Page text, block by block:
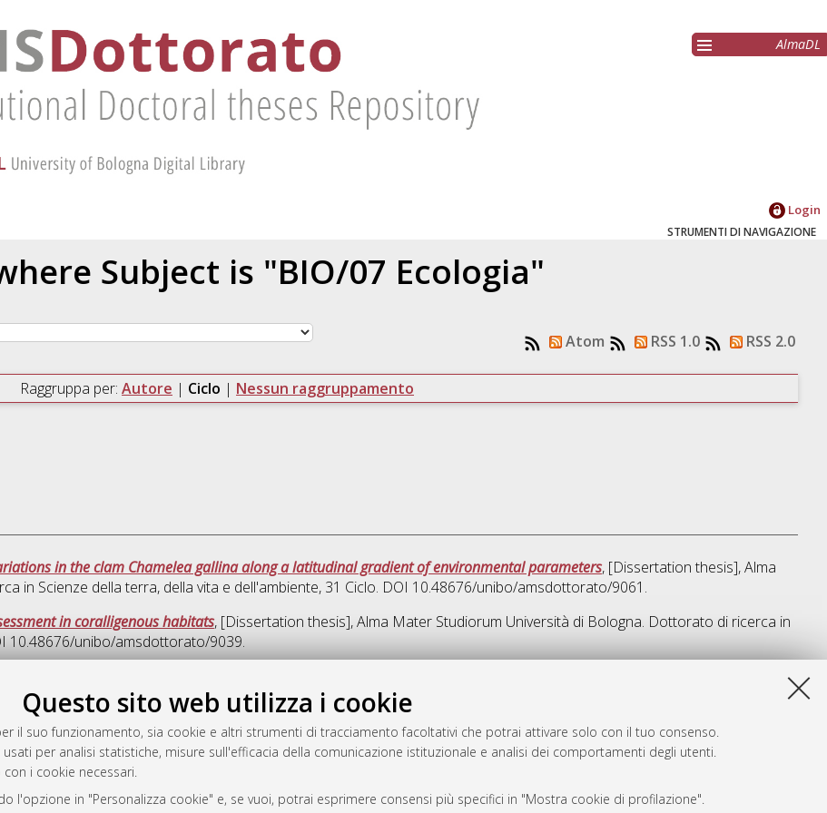
Questo sito web utilizza i cookie
il suo funzionamento, sia cookie e altri strumenti di tracciamento facoltativi che potrai attivare solo con il tuo consenso.
per analisi statistiche, misure sull'efficacia della comunicazione istituzionale e analisi dei comportamenti degli utenti.
i cookie necessari.
l'opzione in "Personalizza cookie" e, se vuoi, potrai esprimere consensi più specifici in "Mostra cookie di profilazione".
AlmaDL
Login
STRUMENTI DI NAVIGAZIONE
Subject is "BIO/07 Ecologia"
Atom RSS 1.0 RSS 2.0
Raggruppa per: Autore | Ciclo | Nessun raggruppamento
in the clam Chamelea gallina along a latitudinal gradient of environmental parameters, [Dissertation thesis], Alma
in Scienze della terra, della vita e dell'ambiente, 31 Ciclo. DOI 10.48676/unibo/amsdottorato/9061.
in coralligenous habitats, [Dissertation thesis], Alma Mater Studiorum Università di Bologna. Dottorato di ricerca in
10.48676/unibo/amsdottorato/9039.
Questa lista e' stata generata il Thu Aug 6 20:32:25 2026 CEST.
7946
e gestito da
Cookie